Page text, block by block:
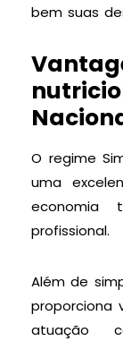
bem suas
O regime
uma
economia
profissional.
Além de
proporciona
atuação